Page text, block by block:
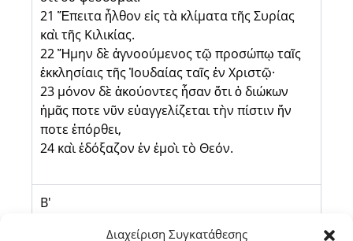
Διαχείριση Συγκατάθεσης
21 Ἔπειτα ἦλθον εἰς τὰ κλίματα τῆς Συρίας
καὶ τῆς Κιλικίας.
22 Ἤμην δὲ ἀγνοούμενος τῷ προσώπῳ ταῖς
ἐκκλησίαις τῆς Ἰουδαίας ταῖς ἐν Χριστῷ·
23 μόνον δὲ ἀκούοντες ἦσαν ὅτι ὁ διώκων
ἡμᾶς ποτε νῦν εὐαγγελίζεται τὴν πίστιν ἥν
ποτε ἐπόρθει,
24 καὶ ἐδόξαζον ἐν ἐμοὶ τὸ Θεόν.
Β'